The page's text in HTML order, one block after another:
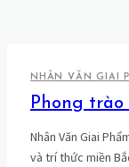
NHÂN VĂN GIAI
Phong
Nhân Văn Giai
và trí thức miền